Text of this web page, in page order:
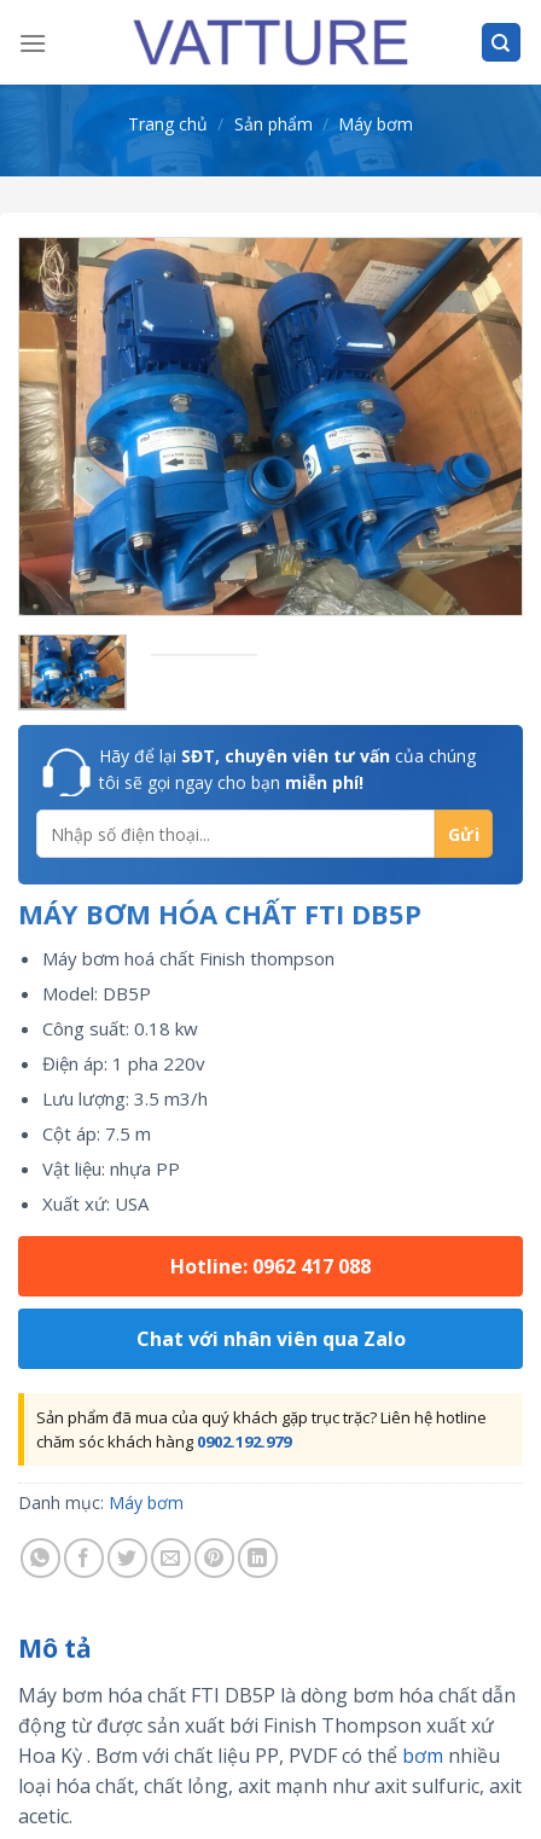
Trang chủ / Sản phẩm / Máy bơm
Hãy để lại SĐT, chuyên viên tư vấn của chúng
tôi sẽ gọi ngay cho bạn miễn phí!
MÁY BƠM HÓA CHẤT FTI DB5P
Máy bơm hoá chất Finish thompson
Model: DB5P
Công suất: 0.18 kw
Điện áp: 1 pha 220v
Lưu lượng: 3.5 m3/h
Cột áp: 7.5 m
Vật liệu: nhựa PP
Xuất xứ: USA
Hotline: 0962 417 088
Chat với nhân viên qua Zalo
Sản phẩm đã mua của quý khách gặp trục trặc? Liên hệ hotline
chăm sóc khách hàng 0902.192.979
Danh mục: Máy bơm
Mô tả
Máy bơm hóa chất FTI DB5P là dòng bơm hóa chất dẫn
động từ được sản xuất bới Finish Thompson xuất xứ
Hoa Kỳ . Bơm với chất liệu PP, PVDF có thể bơm nhiều
loại hóa chất, chất lỏng, axit mạnh như axit sulfuric, axit
acetic.